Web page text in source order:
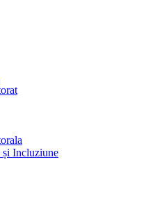
și Incluziune